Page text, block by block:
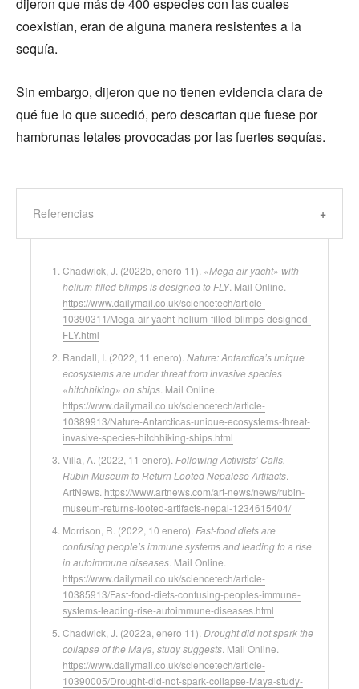
dijeron que más de 400 especies con las cuales
coexistían, eran de alguna manera resistentes a la
sequía.
Sin embargo, dijeron que no tienen evidencia clara de
qué fue lo que sucedió, pero descartan que fuese por
hambrunas letales provocadas por las fuertes sequías.
Referencias
Chadwick, J. (2022b, enero 11). «Mega air yacht» with
helium-filled blimps is designed to FLY. Mail Online.
https://www.dailymail.co.uk/sciencetech/article-
10390311/Mega-air-yacht-helium-filled-blimps-designed-
FLY.html
Randall, I. (2022, 11 enero).Nature: Antarctica’s unique
ecosystems are under threat from invasive species
«hitchhiking» on ships. Mail Online.
https://www.dailymail.co.uk/sciencetech/article-
10389913/Nature-Antarcticas-unique-ecosystems-threat-
invasive-species-hitchhiking-ships.html
Villa, A. (2022, 11 enero).Following Activists’ Calls,
Rubin Museum to Return Looted Nepalese Artifacts.
ArtNews. https://www.artnews.com/art-news/news/rubin-
museum-returns-looted-artifacts-nepal-1234615404/
Morrison, R. (2022, 10 enero).Fast-food diets are
confusing people’s immune systems and leading to a rise
in autoimmune diseases. Mail Online.
https://www.dailymail.co.uk/sciencetech/article-
10385913/Fast-food-diets-confusing-peoples-immune-
systems-leading-rise-autoimmune-diseases.html
Chadwick, J. (2022a, enero 11).Drought did not spark the
collapse of the Maya, study suggests. Mail Online.
https://www.dailymail.co.uk/sciencetech/article-
10390005/Drought-did-not-spark-collapse-Maya-study-